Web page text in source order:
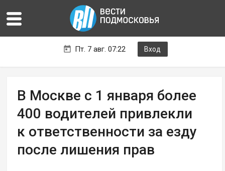
Пт. 7 авг. 07:22 Вход
В Москве с 1 января более
400 водителей привлекли
к ответственности за езду
после лишения прав